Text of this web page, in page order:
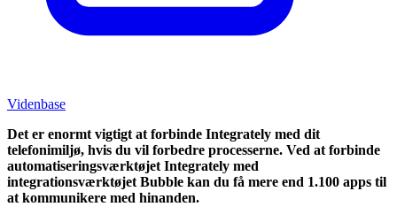
Videnbase
Det er enormt vigtigt at forbinde Integrately med dit
telefonimiljø, hvis du vil forbedre processerne. Ved at forbinde
automatiseringsværktøjet Integrately med
integrationsværktøjet Bubble kan du få mere end 1.100 apps til
at kommunikere med hinanden.